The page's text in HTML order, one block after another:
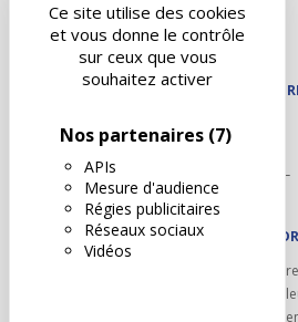
Ce site utilise des cookies
et vous donne le contrôle
sur ceux que vous
souhaitez activer
Nos partenaires (7)
APIs
Mesure d'audience
Régies publicitaires
Réseaux sociaux
Vidéos
Contact
NOS
Autodidact
Karoil
Autovision PL
Motovision
NOUS
Ouvrir un centre
Devenez
Carrières et